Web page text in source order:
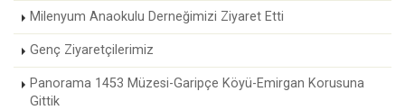
Milenyum Anaokulu Derneğimizi Ziyaret Etti
Genç Ziyaretçilerimiz
Panorama 1453 Müzesi-Garipçe Köyü-Emirgan Korusuna
Gittik